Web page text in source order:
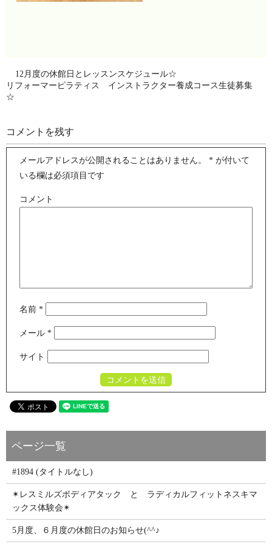
12月度の休館日とレッスンスケジュール☆
リフォーマーピラティス インストラクター養成コース生徒募集
☆
コメントを残す
メールアドレスが公開されることはありません。 * が付いて
いる欄は必須項目です
コメント
名前*
メール*
サイト
#1894 (タイトルなし)
✴レスミルズボディアタック と ラディカルフィットネスキマ
ックス体験会✴
5月度、６月度の休館日のお知らせ(^^♪